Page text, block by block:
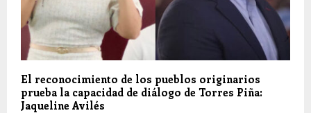
El reconocimiento de los pueblos originarios
prueba la capacidad de diálogo de Torres Piña:
Jaqueline Avilés